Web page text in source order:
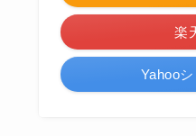
楽
Yahoo